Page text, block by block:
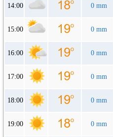
14:00 0 mm
15:00 0 mm
16:00 0 mm
17:00 0 mm
18:00 0 mm
19:00 0 mm